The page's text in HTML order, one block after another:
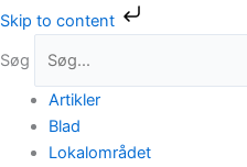
Skip to content
Gå
indholdet
Søg
Artikler
Blad
Lokalområdet